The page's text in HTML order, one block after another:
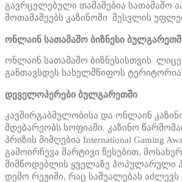
გავრცელებული თამაშებია სათამაშო
მოთამაშეებს კაზინოში შესვლის
ონლაინ სათამაშო ბიზნესი
ონლაინ სათამაშო ბიზნესისთვის
განთავსდეს სახელმწიფოს
დეველოპერები ბულგარეთში
კავშირგაბმულობისა და ონლაინ
მდებარეობს სოფიაში. კაზინო
პრიზის მიმღებია International Gaming
გამოირჩევა მარტივი წესებით,
მიმწოდებლის ყველაზე პოპულარული
დემო რეჟიმი, რაც საშუალებას